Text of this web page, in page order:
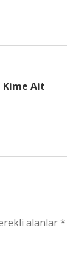
Kime Ait
alanlar*